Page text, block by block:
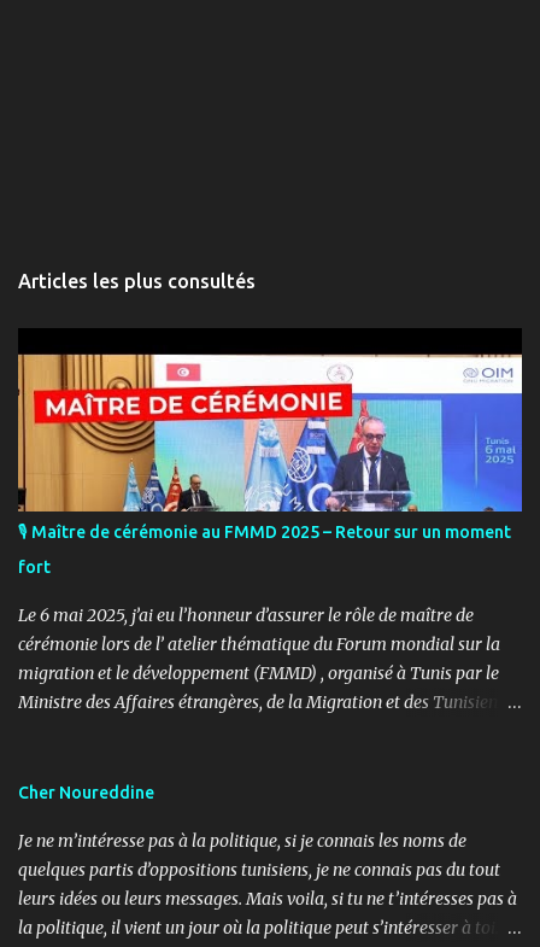
Articles les plus consultés
🎙️ Maître de cérémonie au FMMD 2025 – Retour sur un moment
fort
Le 6 mai 2025, j’ai eu l’honneur d’assurer le rôle de maître de
cérémonie lors de l’ atelier thématique du Forum mondial sur la
migration et le développement (FMMD) , organisé à Tunis par le
Ministre des Affaires étrangères, de la Migration et des Tunisiens à
niveau a rassemblé des diplomates, des experts de la diaspora, des
civile autour d’un objectif commun : renforcer le rôle stratégique
de la diaspora dans le développement durable, l’investissement et
la coopération internationale. 🎤 Mon rôle : donner le rythme,
porter la voix du dialogue En tant que maître de cérémonie, mon
Cher Noureddine
Je ne m’intéresse pas à la politique, si je connais les noms de
quelques partis d’oppositions tunisiens, je ne connais pas du tout
leurs idées ou leurs messages. Mais voila, si tu ne t’intéresses pas à
la politique, il vient un jour où la politique peut s’intéresser à toi…